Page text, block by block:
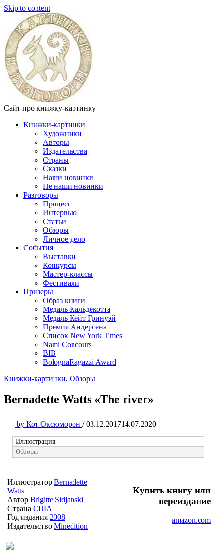
Skip to content
Сайт про книжку-картинку
Книжки-картинки
Художники
Авторы
Издательства
Страны
Сказки
Наши новинки
Не наши новинки
Разговоры
Процесс
Интервью
Статьи
Обзоры
Личное дело
События
Выставки
Конкурсы
Мастер-классы
Фестивали
Призеры
Образ книги
Медаль Кальдекотта
Медаль Кейт Гринуэй
Премия Андерсена
Список New York Times
Nami Concours
BIB
BolognaRagazzi Award
Книжки-картинки, Обзоры
Bernadette Watts «The river»
by Кот Оксюморон / 03.12.201714.07.2020
Иллюстрации
Обзоры
Иллюстратор Bernadette
Watts
Автор Brigitte Sidjanski
Страна США
Год издания 2008
Издательство Minedition
Купить книгу или
переиздание
amazon.com